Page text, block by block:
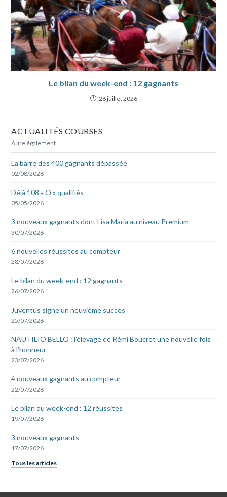
Le bilan du week-end : 12 gagnants
26 juillet 2026
ACTUALITÉS COURSES
À lire également
La barre des 400 gagnants dépassée
02/08/2026
Déjà 108 « O » qualifiés
05/05/2026
3 nouveaux gagnants dont Lisa Maria au niveau Premium
30/07/2026
6 nouvelles réussites au compteur
28/07/2026
Le bilan du week-end : 12 gagnants
26/07/2026
Juventus signe un neuvième succès
25/07/2026
NAUTILIO BELLO : l’élevage de Rémi Boucret une nouvelle fois
à l’honneur
23/07/2026
4 nouveaux gagnants au compteur
22/07/2026
Le bilan du week-end : 12 réussites
19/07/2026
3 nouveaux gagnants
17/07/2026
Tous les articles